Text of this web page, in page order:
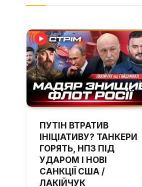
ПУТІН ВТРАТИВ
ІНІЦІАТИВУ? ТАНКЕРИ
ГОРЯТЬ, НПЗ ПІД
УДАРОМ І НОВІ
САНКЦІЇ США /
ЛАКІЙЧУК